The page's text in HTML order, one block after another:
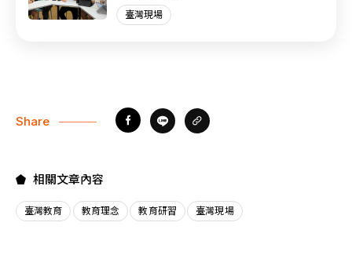
臺灣現場
Share
相關文章內容
臺灣教育 教育理念 教育研習 臺灣現場